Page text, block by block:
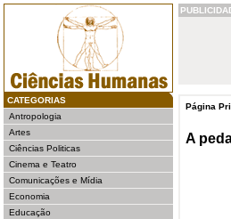
CATEGORIAS
Antropologia
Artes
Ciências Politicas
Cinema e Teatro
Comunicações e Mídia
Economia
Educação
Página
A